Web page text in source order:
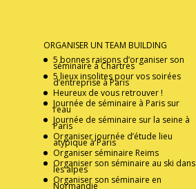
ORGANISER UN TEAM BUILDING
5 bonnes raisons d’organiser son
séminaire à Chartres
5 lieux insolites pour vos soirées
d’entreprise à Paris
Heureux de vous retrouver !
Journée de séminaire à Paris sur
l’eau
Journée de séminaire sur la seine à
Paris
Organiser journée d’étude lieu
atypique à Paris
Organiser séminaire Reims
Organiser son séminaire au ski dans
les alpes
Organiser son séminaire en
Normandie